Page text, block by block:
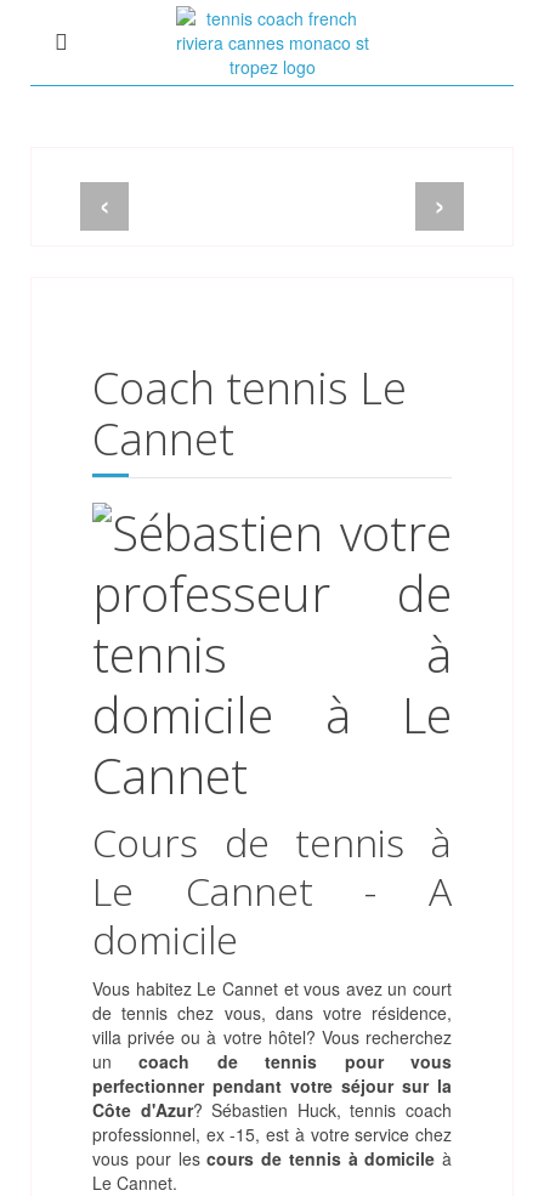
Tennis Coach Côte d'Azur
Cours de Tennis à domicile
Sébastien Huck ex-15
›
‹
Coach tennis Le
Cannet
Cours de tennis à
Le Cannet - A
domicile
Vous habitez Le Cannet et vous avez un court
de tennis chez vous, dans votre résidence,
villa privée ou à votre hôtel? Vous recherchez
uncoach de tennis pour vous
perfectionner pendant votre séjour sur la
Côte d'Azur? Sébastien Huck, tennis coach
professionnel, ex -15, est à votre service chez
vous pour lescours de tennis à domicile à
Le Cannet.